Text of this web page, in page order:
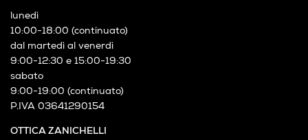
OTTICA ZANICHELLI
lunedì
10:00-18:00 (continuato)
dal martedì al venerdì
9:00-12:30 e 15:00-19:30
sabato
9:00-19:00 (continuato)
P.IVA 03641290154